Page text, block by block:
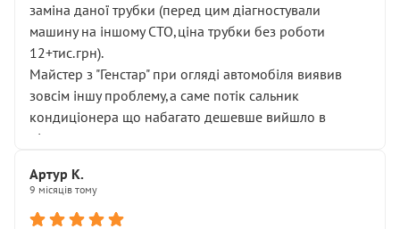
заміна даної трубки (перед цим діагностували
машину на іншому СТО,ціна трубки без роботи
12+тис.грн).
Майстер з "Генстар" при огляді автомобіля виявив
зовсім іншу проблему,а саме потік сальник
кондиціонера що набагато дешевше вийшло в
підсумку.
Артур К.
9 місяців тому